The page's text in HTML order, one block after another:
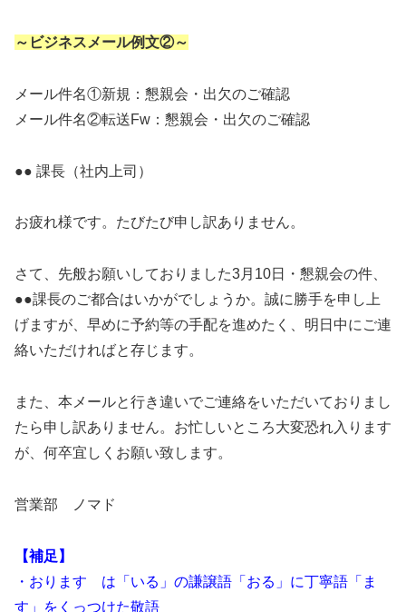
～ビジネスメール例文②～
メール件名①新規：懇親会・出欠のご確認
メール件名②転送Fw：懇親会・出欠のご確認
●● 課長（社内上司）
お疲れ様です。たびたび申し訳ありません。
さて、先般お願いしておりました3月10日・懇親会の件、
●●課長のご都合はいかがでしょうか。誠に勝手を申し上
げますが、早めに予約等の手配を進めたく、明日中にご連
絡いただければと存じます。
また、本メールと行き違いでご連絡をいただいておりまし
たら申し訳ありません。お忙しいところ大変恐れ入ります
が、何卒宜しくお願い致します。
営業部 ノマド
【補足】
・おります は「いる」の謙譲語「おる」に丁寧語「ま
す」をくっつけた敬語